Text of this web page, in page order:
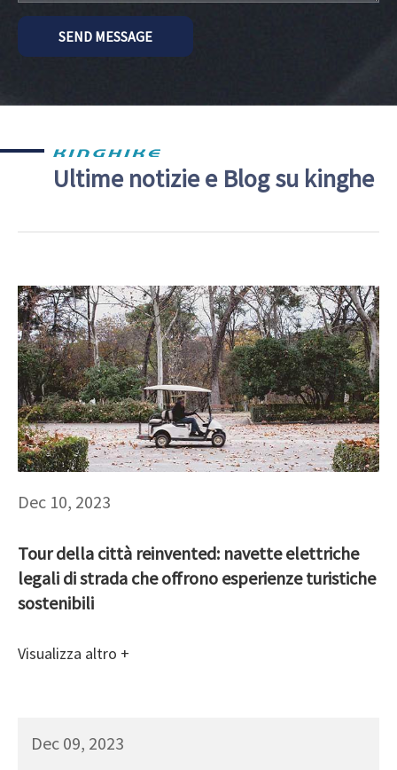
SEND MESSAGE
Ultime notizie e Blog su kinghe
Dec 10, 2023
Tour della città reinvented: navette elettriche
legali di strada che offrono esperienze turistiche
sostenibili
Visualizza altro +
Dec 09, 2023